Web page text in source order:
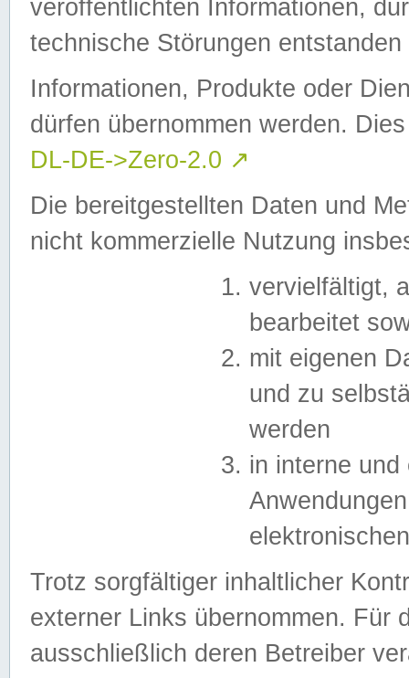
veröffentlichten Informationen,
technische Störungen
Informationen, Produkte oder
dürfen übernommen werden.
DL-DE->Zero-2.0 ↗
Die bereitgestellten Daten und
nicht kommerzielle Nutzung
vervielfältigt,
bearbeitet
mit eigenen
und zu
werden
in interne
Trotz sorgfältiger inhaltlicher
externer Links übernommen. Für
ausschließlich deren Betreiber